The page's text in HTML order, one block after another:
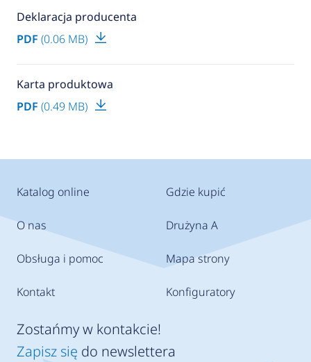
Deklaracja producenta
PDF (0.06 MB)
Karta produktowa
PDF (0.49 MB)
Katalog online
O nas
Obsługa i pomoc
Kontakt
Gdzie kupić
Drużyna A
Mapa strony
Konfiguratory
Zostańmy w kontakcie!
Zapisz się do newslettera